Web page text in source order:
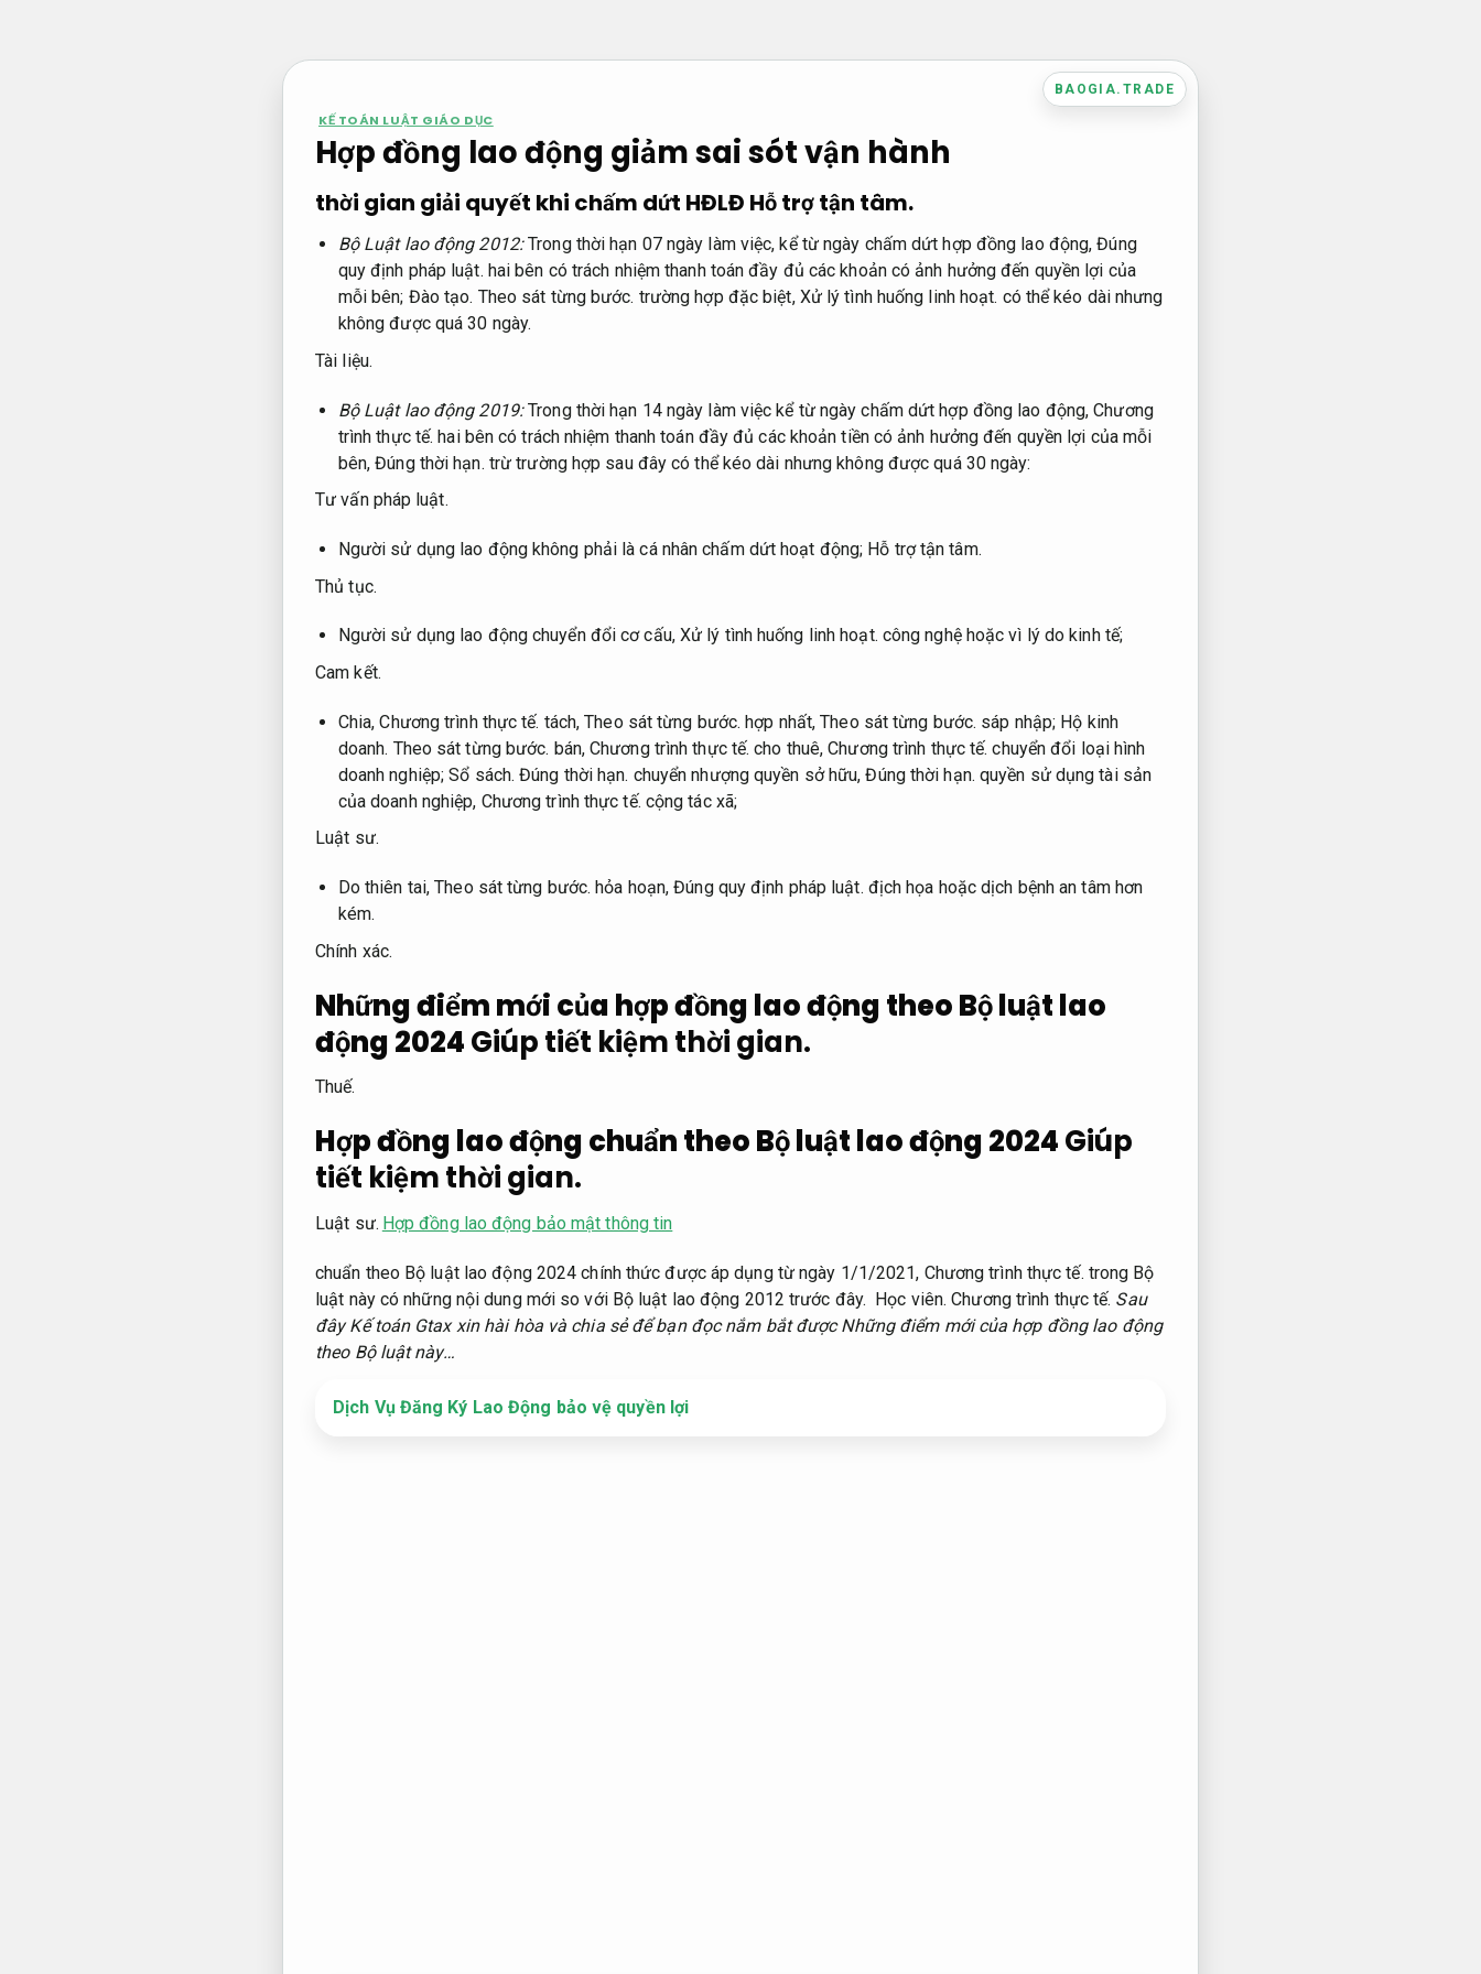
BAOGIA.TRADE
KẾ TOÁN LUẬT GIÁO DỤC
Hợp đồng lao động giảm sai sót vận hành
thời gian giải quyết khi chấm dứt HĐLĐ Hỗ trợ tận tâm.
Bộ Luật lao động 2012:Trong thời hạn 07 ngày làm việc, kể từ ngày chấm dứt hợp đồng lao động,Đúng
quy định pháp luật. hai bên có trách nhiệm thanh toán đầy đủ các khoản có ảnh hưởng đến quyền lợi của
mỗi bên; Đào tạo. Theo sát từng bước. trường hợp đặc biệt, Xử lý tình huống linh hoạt. có thể kéo dài nhưng
không được quá 30 ngày.
Tài liệu.
Bộ Luật lao động 2019:Trong thời hạn 14 ngày làm việc kể từ ngày chấm dứt hợp đồng lao động,Chương
trình thực tế. hai bên có trách nhiệm thanh toán đầy đủ các khoản tiền có ảnh hưởng đến quyền lợi của mỗi
bên,Đúng thời hạn. trừ trường hợp sau đây có thể kéo dài nhưng không được quá 30 ngày:
Tư vấn pháp luật.
Người sử dụng lao động không phải là cá nhân chấm dứt hoạt động; Hỗ trợ tận tâm.
Thủ tục.
Người sử dụng lao động chuyển đổi cơ cấu, Xử lý tình huống linh hoạt. công nghệ hoặc vì lý do kinh tế;
Cam kết.
Chia,Chương trình thực tế. tách,Theo sát từng bước. hợp nhất,Theo sát từng bước. sáp nhập; Hộ kinh
doanh. Theo sát từng bước. bán,Chương trình thực tế. cho thuê,Chương trình thực tế. chuyển đổi loại hình
doanh nghiệp;Sổ sách. Đúng thời hạn. chuyển nhượng quyền sở hữu,Đúng thời hạn. quyền sử dụng tài sản
của doanh nghiệp, Chương trình thực tế. cộng tác xã;
Luật sư.
Do thiên tai,Theo sát từng bước. hỏa hoạn,Đúng quy định pháp luật. địch họa hoặc dịch bệnh an tâm hơn
kém.
Chính xác.
Những điểm mới của hợp đồng lao động theo Bộ luật lao
động 2024Giúp tiết kiệm thời gian.
Thuế.
Hợp đồng lao động chuẩn theo Bộ luật lao động 2024Giúp
tiết kiệm thời gian.
Luật sư. Hợp đồng lao động bảo mật thông tin
chuẩn theo Bộ luật lao động 2024 chính thức được áp dụng từ ngày 1/1/2021, Chương trình thực tế. trong Bộ
luật này có những nội dung mới so với Bộ luật lao động 2012 trước đây. Học viên. Chương trình thực tế. Sau
đây Kế toán Gtax xin hài hòa và chia sẻ để bạn đọc nắm bắt được Những điểm mới của hợp đồng lao động
theo Bộ luật này…
Dịch Vụ Đăng Ký Lao Động bảo vệ quyền lợi